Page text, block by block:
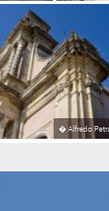
�Alfredo